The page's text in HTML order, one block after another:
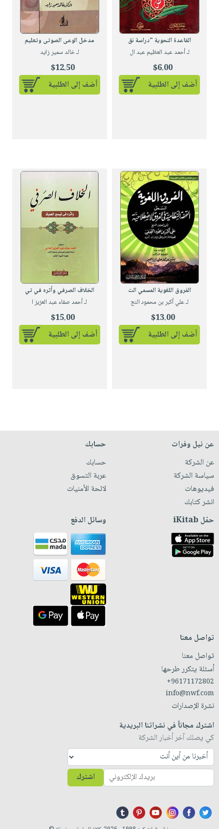
القاعدة النحوية "دراسة نق
لـ أحمد عبد العظيم عبد ال
$6.00
أضف إلى الطلبية
مدخل الوعى الصوتى وتعليم
لـ خالد سمير زايد
$12.50
أضف إلى الطلبية
الفروق اللغوية المسمي الت
لـ علي أكبر بن محمود النج
$13.00
أضف إلى الطلبية
الخلاف الصرفي وأثره في تي
لـ أحمد صفاء عبد العزيز ا
$15.00
أضف إلى الطلبية
عن نيل وفرات
عن الشركة
سياسة الشركة
فيديوهات
انشر كتابك
حسابك
حسابك
عربة التسوق
لائحة الأمنيات
حمّل iKitab وسائل الدفع
تواصل معنا
تواصل معنا
أسئلة يتكرر طرحها
+96171172802
info@nwf.com
نشرة الإصدارات
اشترك مجاناً في نشراتنا البريدية
كي يصلك آخر أخبار الشركة
اشترك